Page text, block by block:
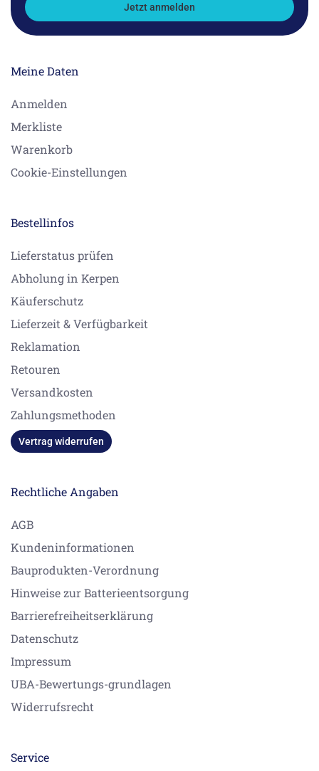
Jetzt anmelden
Meine Daten
Anmelden
Merkliste
Warenkorb
Cookie-Einstellungen
Bestellinfos
Lieferstatus prüfen
Abholung in Kerpen
Käuferschutz
Lieferzeit & Verfügbarkeit
Reklamation
Retouren
Versandkosten
Zahlungsmethoden
Vertrag widerrufen
Rechtliche Angaben
AGB
Kundeninformationen
Bauprodukten-Verordnung
Hinweise zur Batterieentsorgung
Barrierefreiheitserklärung
Datenschutz
Impressum
UBA-Bewertungs-grundlagen
Widerrufsrecht
Service